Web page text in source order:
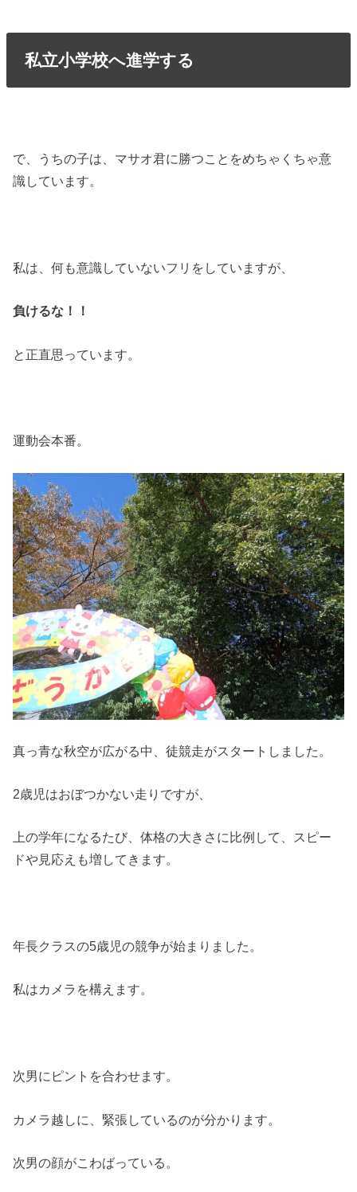
私立小学校へ進学する
で、うちの子は、マサオ君に勝つことをめちゃくちゃ意
識しています。
私は、何も意識していないフリをしていますが、
負けるな！！
と正直思っています。
運動会本番。
真っ青な秋空が広がる中、徒競走がスタートしました。
2歳児はおぼつかない走りですが、
上の学年になるたび、体格の大きさに比例して、スピー
ドや見応えも増してきます。
年長クラスの5歳児の競争が始まりました。
私はカメラを構えます。
次男にピントを合わせます。
カメラ越しに、緊張しているのが分かります。
次男の顔がこわばっている。